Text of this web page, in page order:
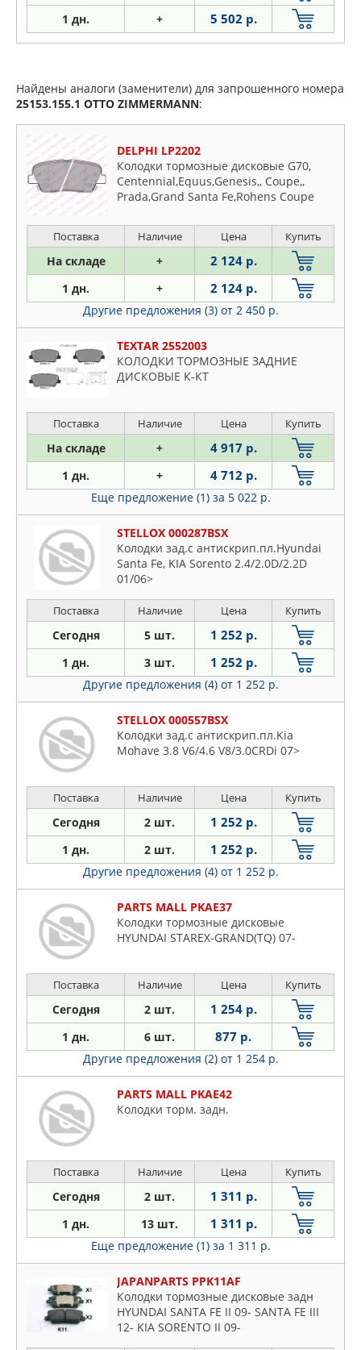
1 дн. + 5 502 р.
Найдены аналоги (заменители) для запрошенного номера
25153.155.1 OTTO ZIMMERMANN:
DELPHI LP2202
Колодки тормозные дисковые G70,
Centennial,Equus,Genesis,, Coupe,,
Prada,Grand Santa Fe,Rohens Coupe
Поставка Наличие Цена Купить
На складе + 2 124 р.
1 дн. + 2 124 р.
Другие предложения (3) от 2 450 р.
TEXTAR 2552003
КОЛОДКИ ТОРМОЗНЫЕ ЗАДНИЕ
ДИСКОВЫЕ К-КТ
Поставка Наличие Цена Купить
На складе + 4 917 р.
1 дн. + 4 712 р.
Еще предложение (1) за 5 022 р.
STELLOX 000287BSX
Колодки зад.с антискрип.пл.Hyundai
Santa Fe, KIA Sorento 2.4/2.0D/2.2D
01/06>
Поставка Наличие Цена Купить
Сегодня 5 шт. 1 252 р.
1 дн. 3 шт. 1 252 р.
Другие предложения (4) от 1 252 р.
STELLOX 000557BSX
Колодки зад.с антискрип.пл.Kia
Mohave 3.8 V6/4.6 V8/3.0CRDi 07>
Поставка Наличие Цена Купить
Сегодня 2 шт. 1 252 р.
1 дн. 2 шт. 1 252 р.
Другие предложения (4) от 1 252 р.
PARTS MALL PKAE37
Колодки тормозные дисковые
HYUNDAI STAREX-GRAND(TQ) 07-
Поставка Наличие Цена Купить
Сегодня 2 шт. 1 254 р.
1 дн. 6 шт. 877 р.
Другие предложения (2) от 1 254 р.
PARTS MALL PKAE42
Колодки торм. задн.
Поставка Наличие Цена Купить
Сегодня 2 шт. 1 311 р.
1 дн. 13 шт. 1 311 р.
Еще предложение (1) за 1 311 р.
JAPANPARTS PPK11AF
Колодки тормозные дисковые задн
HYUNDAI SANTA FE II 09- SANTA FE III
12- KIA SORENTO II 09-